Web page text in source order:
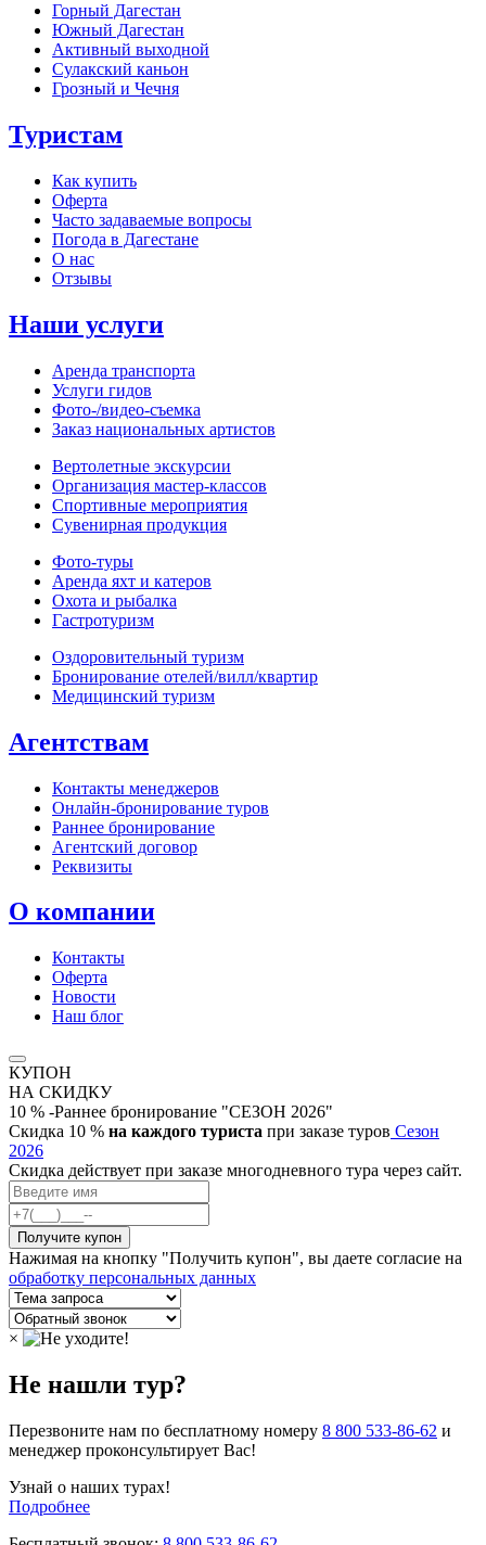
Горный Дагестан
Южный Дагестан
Активный выходной
Сулакский каньон
Грозный и Чечня
Туристам
Как купить
Оферта
Часто задаваемые вопросы
Погода в Дагестане
О нас
Отзывы
Наши услуги
Аренда транспорта
Услуги гидов
Фото-/видео‑съемка
Заказ национальных артистов
Вертолетные экскурсии
Организация мастер‑классов
Спортивные мероприятия
Сувенирная продукция
Фото‑туры
Аренда яхт и катеров
Охота и рыбалка
Гастротуризм
Оздоровительный туризм
Бронирование отелей/вилл/квартир
Медицинский туризм
Агентствам
Контакты менеджеров
Онлайн‑бронирование туров
Раннее бронирование
Агентский договор
Реквизиты
О компании
Контакты
Оферта
Новости
Наш блог
КУПОН
НА СКИДКУ
10 % -Раннее бронирование "СЕЗОН 2026"
Скидка 10 % на каждого туриста при заказе туров Сезон
2026
Скидка действует при заказе многодневного тура через сайт.
Нажимая на кнопку "Получить купон", вы даете согласие на
обработку персональных данных
×
Не нашли тур?
Перезвоните нам по бесплатному номеру 8 800 533-86-62 и
менеджер проконсультирует Вас!
Узнай о наших турах!
Подробнее